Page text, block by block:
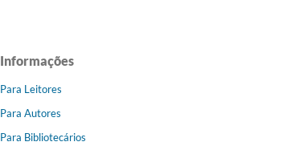
Informações
Para Leitores
Para Autores
Para Bibliotecários